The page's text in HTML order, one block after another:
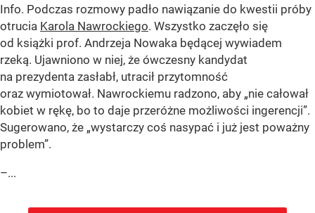
Info. Podczas rozmowy padło nawiązanie do kwestii próby
otrucia Karola Nawrockiego. Wszystko zaczęło się
od książki prof. Andrzeja Nowaka będącej wywiadem
rzeką. Ujawniono w niej, że ówczesny kandydat
na prezydenta zasłabł, utracił przytomność
oraz wymiotował. Nawrockiemu radzono, aby „nie całował
kobiet w rękę, bo to daje przeróżne możliwości ingerencji”.
Sugerowano, że „wystarczy coś nasypać i już jest poważny
problem”.
–...